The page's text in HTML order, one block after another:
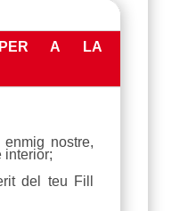
A LA
nostre,
interior;
del teu Fill